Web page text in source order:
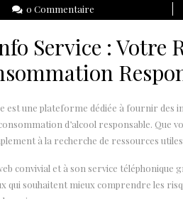
0 Commentaire
Service : Votre
est une plateforme dédiée à fournir des
d’alcool responsable. Que
à la recherche de ressources
convivial et à son service
qui souhaitent mieux comprendre les